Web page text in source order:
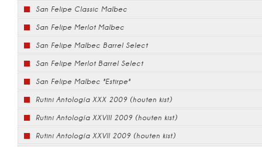
San Felipe Classic Malbec
San Felipe Merlot Malbec
San Felipe Malbec Barrel Select
San Felipe Merlot Barrel Select
San Felipe Malbec "Estirpe"
Rutini Antología XXX 2009 (houten kist)
Rutini Antología XXVIII 2009 (houten kist)
Rutini Antología XXVII 2009 (houten kist)